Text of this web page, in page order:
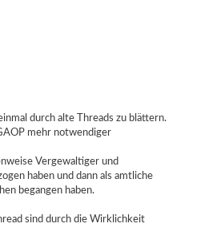
durch alte Threads zu blättern.
mehr notwendiger
Vergewaltiger und
haben und dann als amtliche
begangen haben.
sind durch die Wirklichkeit